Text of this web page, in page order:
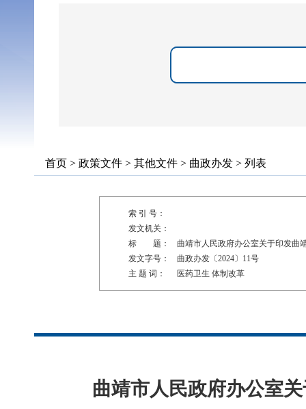
首页 > 政策文件 > 其他文件 > 曲政办发 > 列表
索 引 号：
发文机关：
标 题：
曲靖市人民政府办公室关于印发曲
发文字号：
曲政办发〔2024〕11号
主 题 词：
医药卫生 体制改革
曲靖市人民政府办公室